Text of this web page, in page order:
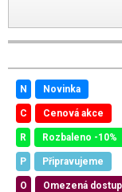
N Novinka
C Cenová akce
R Rozbaleno -10%
P Připravujeme
O Omezená